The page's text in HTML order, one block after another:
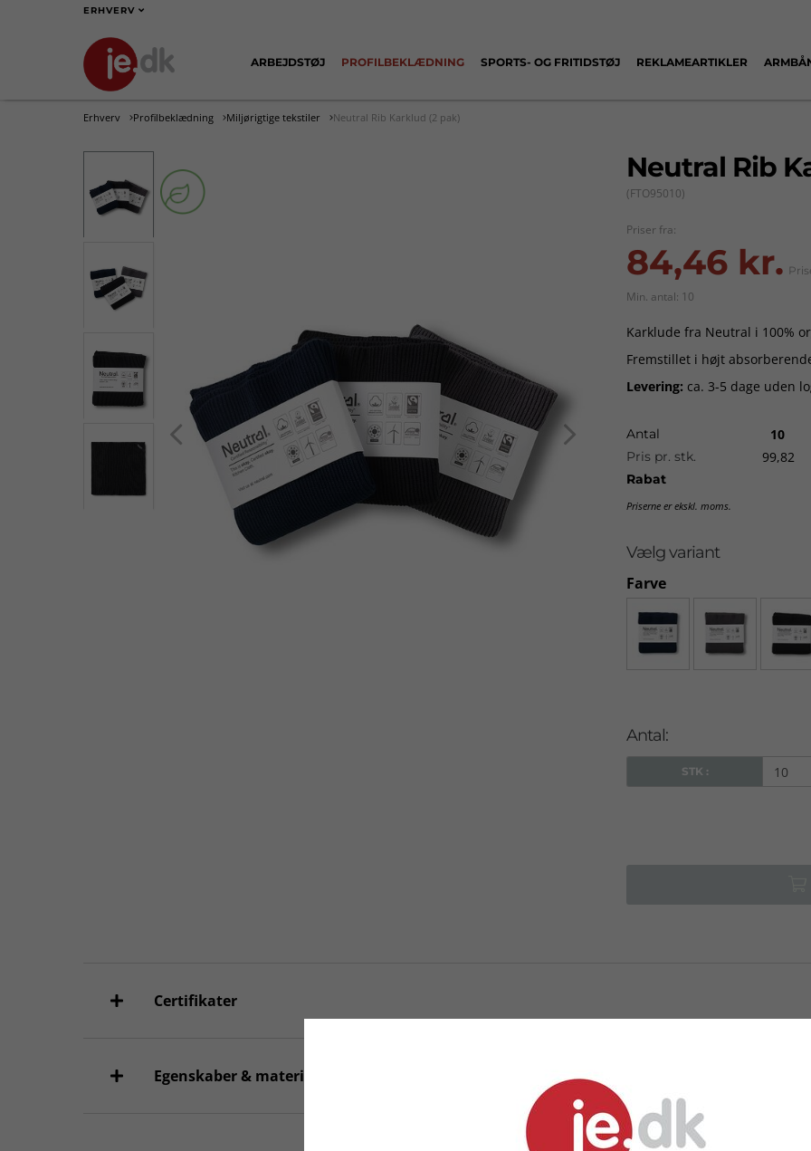
ERHVERV
ARBEJDSTØJ PROFILBEKLÆDNING SPORTS- OG FRITIDSTØJ REKLAMEARTIKLER
Erhverv Profilbeklædning Miljørigtige tekstiler Neutral Rib Karklud (2 pak)
Neutral Rib
(FTO95010)
Priser fra:
84,46 kr.
Min. antal: 10
Karklude fra Neutral i 100%
Fremstillet i højt
Levering: ca. 3-5 dage uden
Antal
Pris pr. stk.
Rabat
10
99,82
Priserne er ekskl. moms.
Vælg variant
Farve
Antal:
STK :
Certifikater
Egenskaber & materialer